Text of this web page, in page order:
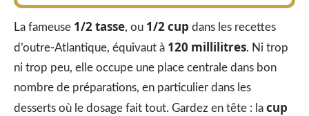
La fameuse 1/2 tasse, ou 1/2 cup dans les recettes
d’outre-Atlantique, équivaut à 120 millilitres. Ni trop
ni trop peu, elle occupe une place centrale dans bon
nombre de préparations, en particulier dans les
desserts où le dosage fait tout. Gardez en tête : la cup